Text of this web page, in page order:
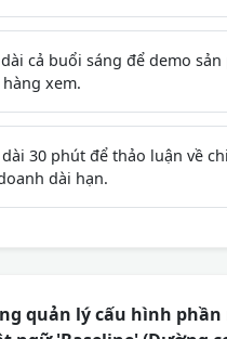
cả buổi sáng để demo sản
xem.
dài 30 phút để thảo luận về
dài hạn.
quản lý cấu hình phần